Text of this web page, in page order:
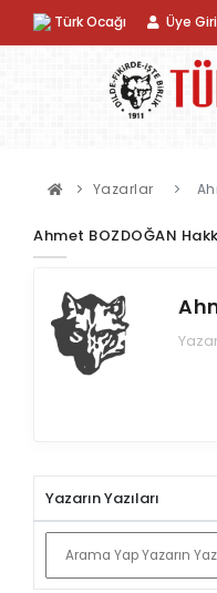
Türk Ocağı Üye
DERGI
KITAP
ÜRÜN
ABONELIK
YAZI GÖNDERIMI
Yazarlar
Ahmet BOZDOĞAN
Yazar
Yazarın Yazıları